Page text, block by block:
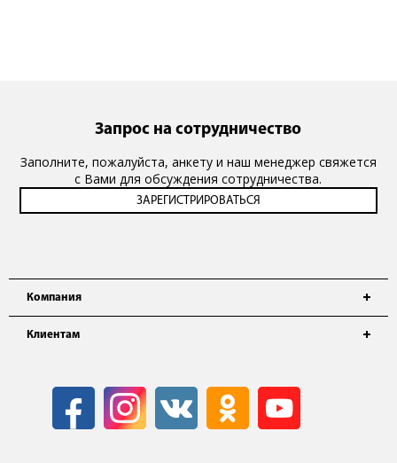
Компания
Клиентам
Запрос на сотрудничество
Заполните, пожалуйста, анкету и наш менеджер свяжется
с Вами для обсуждения сотрудничества.